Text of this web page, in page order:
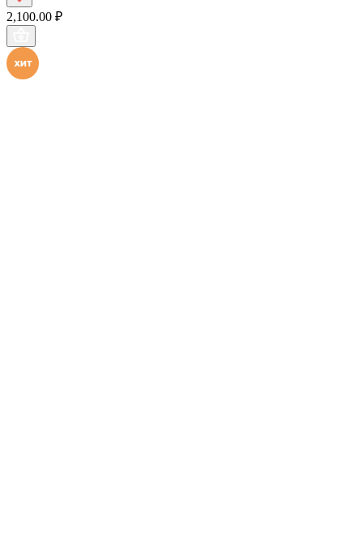
2,100.00 ₽